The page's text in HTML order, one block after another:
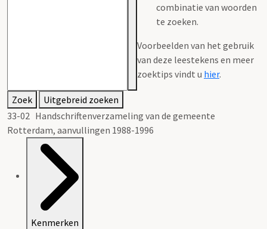
combinatie van woorden
te zoeken.
Voorbeelden van het gebruik
van deze leestekens en meer
zoektips vindt u hier.
Zoek
Uitgebreid zoeken
33-02 Handschriftenverzameling van de gemeente
Rotterdam, aanvullingen 1988-1996
Kenmerken